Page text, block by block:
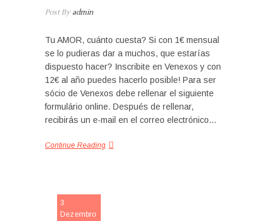
Post Byadmin
Tu AMOR, cuánto cuesta? Si con 1€ mensual
se lo pudieras dar a muchos, que estarías
dispuesto hacer? Inscribite en Venexos y con
12€ al año puedes hacerlo posible! Para ser
sócio de Venexos debe rellenar el siguiente
formulário online. Después de rellenar,
recibirás un e-mail en el correo electrónico…
Continue Reading
3
Dezembro